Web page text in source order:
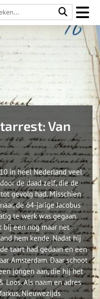
Van
in heel Nederland veel
de daad zelf, die de
gevolg had. Misschien
de 64-jarige Jacobus
te werk was gegaan.
bij een nog maar net
hem kende. Nadat hij
taart had gedaan en een
Amsterdam. Daar schoot
jongen aan, die hij het
Als naam en adres
Nieuwezijds